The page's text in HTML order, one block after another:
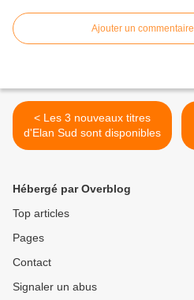
Ajouter un commentaire
< Les 3 nouveaux titres
d'Elan Sud sont disponibles
Hébergé par Overblog
Top articles
Pages
Contact
Signaler un abus